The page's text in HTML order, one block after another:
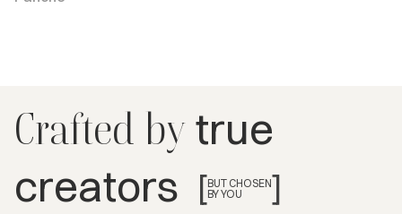
Crafted bytrue
creators [BUT CHOSEN
BY YOU
]